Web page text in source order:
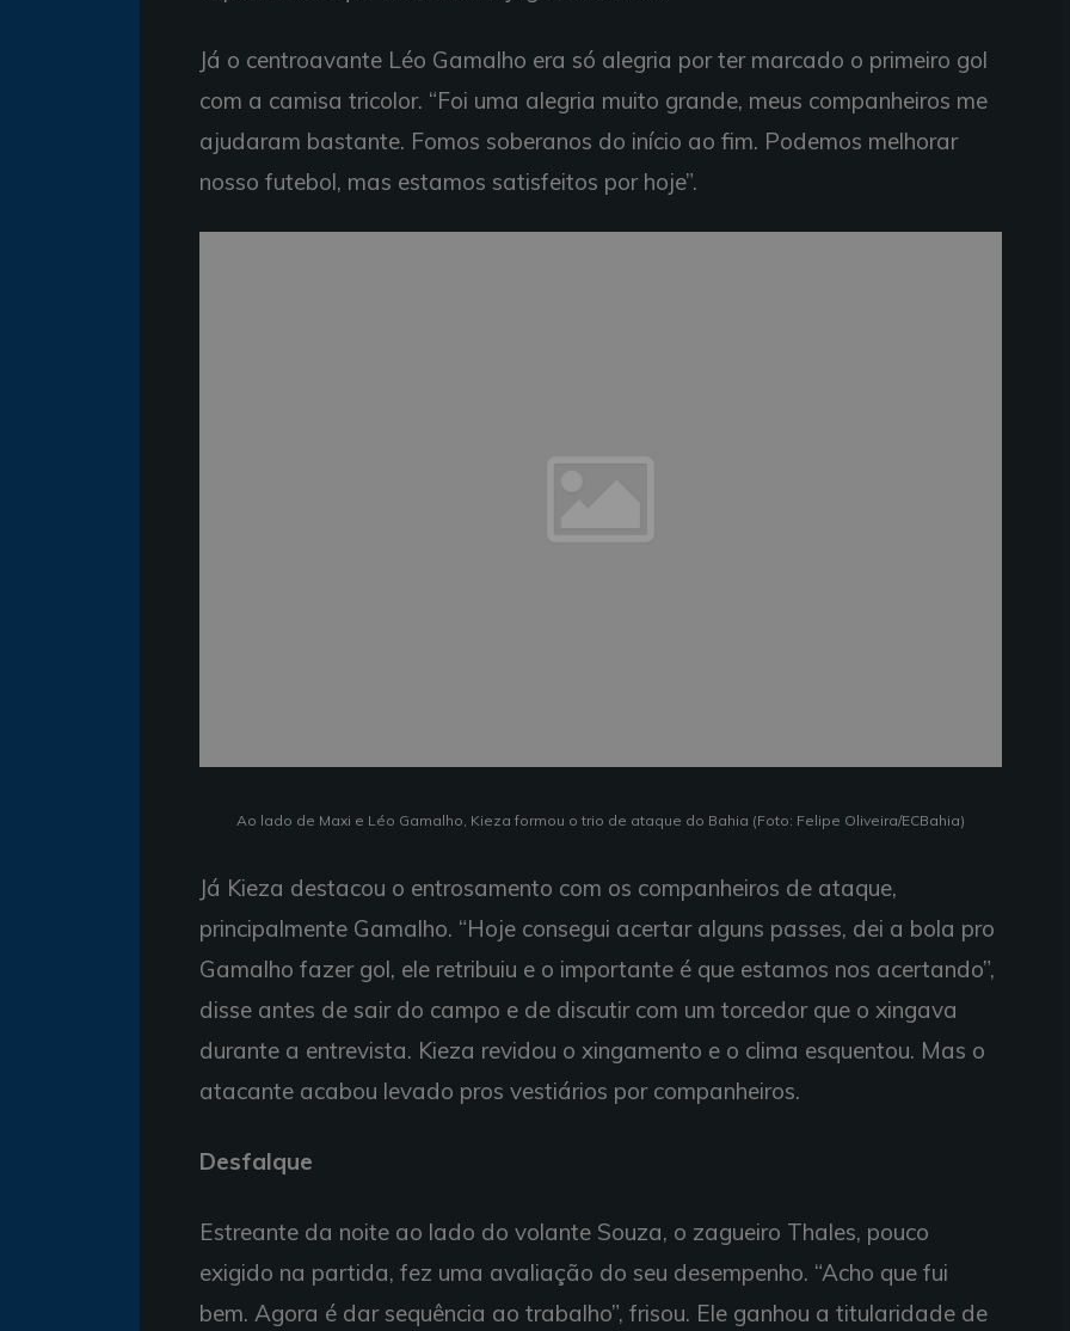
Já o centroavante Léo Gamalho era só alegria por ter marcado o primeiro gol
com a camisa tricolor. “Foi uma alegria muito grande, meus companheiros me
ajudaram bastante. Fomos soberanos do início ao fim. Podemos melhorar
nosso futebol, mas estamos satisfeitos por hoje”.
Ao lado de Maxi e Léo Gamalho, Kieza formou o trio de ataque do Bahia (Foto: Felipe Oliveira/ECBahia)
Já Kieza destacou o entrosamento com os companheiros de ataque,
principalmente Gamalho. “Hoje consegui acertar alguns passes, dei a bola pro
Gamalho fazer gol, ele retribuiu e o importante é que estamos nos acertando”,
disse antes de sair do campo e de discutir com um torcedor que o xingava
durante a entrevista. Kieza revidou o xingamento e o clima esquentou. Mas o
atacante acabou levado pros vestiários por companheiros.
Desfalque
Estreante da noite ao lado do volante Souza, o zagueiro Thales, pouco
exigido na partida, fez uma avaliação do seu desempenho. “Acho que fui
bem. Agora é dar sequência ao trabalho”, frisou. Ele ganhou a titularidade de